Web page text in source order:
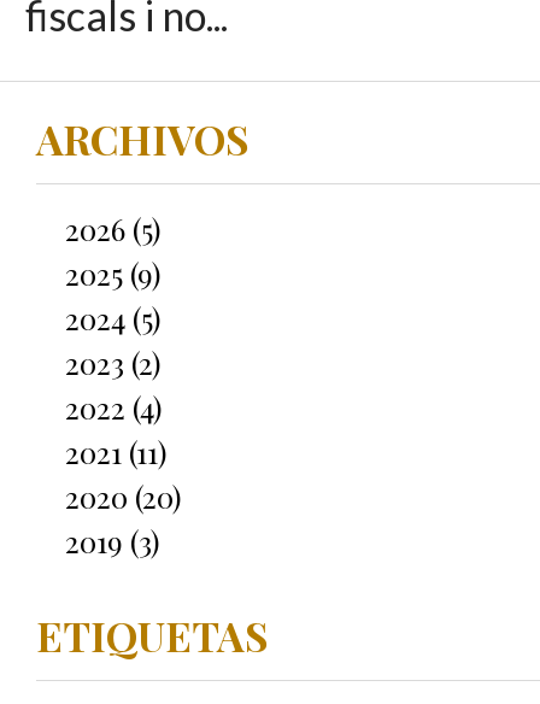
fiscals i no...
ARCHIVOS
2026 (5)
2025 (9)
2024 (5)
2023 (2)
2022 (4)
2021 (11)
2020 (20)
2019 (3)
ETIQUETAS